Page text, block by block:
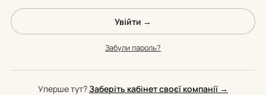
Увійти →
Забули пароль?
Уперше тут?Заберіть кабінет своєї компанії →